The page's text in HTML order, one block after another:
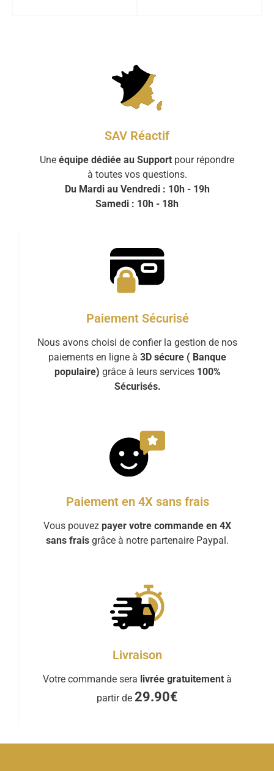
SAV Réactif
Une équipe dédiée au Support pour répondre
à toutes vos questions.
Du Mardi au Vendredi : 10h - 19h
Samedi : 10h - 18h
Paiement Sécurisé
Nous avons choisi de confier la gestion de nos
paiements en ligne à 3D sécure ( Banque
populaire) grâce à leurs services 100%
Sécurisés.
Paiement en 4X sans frais
Vous pouvez payer votre commande en 4X
sans frais grâce à notre partenaire Paypal.
Livraison
Votre commande sera livrée gratuitement à
partir de 29.90€